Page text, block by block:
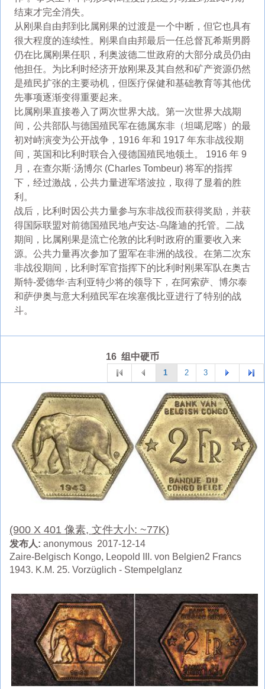
结束才完全消失。
从刚果自由邦到比属刚果的过渡是一个中断，但它也具有
很大程度的连续性。刚果自由邦最后一任总督瓦希斯男爵
仍在比属刚果任职，利奥波德二世政府的大部分成员仍由
他担任。为比利时经济开放刚果及其自然和矿产资源仍然
是殖民扩张的主要动机，但医疗保健和基础教育等其他优
先事项逐渐变得重要起来。
比属刚果直接卷入了两次世界大战。第一次世界大战期
间，公共部队与德国殖民军在德属东非（坦噶尼喀）的最
初对峙演变为公开战争，1916 年和 1917 年东非战役期
间，英国和比利时联合入侵德国殖民地领土。 1916 年 9
月，在查尔斯·汤博尔 (Charles Tombeur) 将军的指挥
下，经过激战，公共力量进军塔波拉，取得了显着的胜
利。
战后，比利时因公共力量参与东非战役而获得奖励，并获
得国际联盟对前德国殖民地卢安达-乌隆迪的托管。二战
期间，比属刚果是流亡伦敦的比利时政府的重要收入来
源。公共力量再次参加了盟军在非洲的战役。在第二次东
非战役期间，比利时军官指挥下的比利时刚果军队在奥古
斯特-爱德华·吉利亚特少将的领导下，在阿索萨、博尔泰
和萨伊奥与意大利殖民军在埃塞俄比亚进行了特别的战
斗。
16 组中硬币
1 2 3
(900 X 401 像素, 文件大小: ~77K)
发布人: anonymous 2017-12-14
Zaire-Belgisch Kongo, Leopold III. von Belgien2 Francs
1943. K.M. 25. Vorzüglich - Stempelglanz